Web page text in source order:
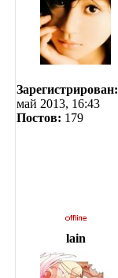
Зарегистрирован:
май 2013, 16:43
Постов: 179
lain